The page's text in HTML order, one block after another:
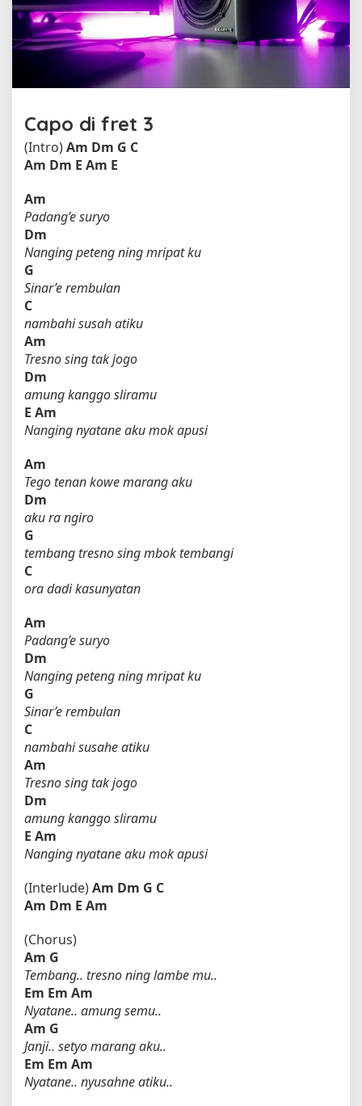
n
o
o
l
e
h
i
n
a
a
.
r
a
a
a
Capo di fret 3
(Intro)Am Dm G C
Am Dm E Am E
Am
Padang’e suryo
Dm
Nanging peteng ning mripat ku
G
Sinar’e rembulan
C
nambahi susah atiku
Am
Tresno sing tak jogo
Dm
amung kanggo sliramu
E Am
Nanging nyatane aku mok apusi
Am
Tego tenan kowe marang aku
Dm
aku ra ngiro
G
tembang tresno sing mbok tembangi
C
ora dadi kasunyatan
Am
Padang’e suryo
Dm
Nanging peteng ning mripat ku
G
Sinar’e rembulan
C
nambahi susahe atiku
Am
Tresno sing tak jogo
Dm
amung kanggo sliramu
E Am
Nanging nyatane aku mok apusi
(Interlude)Am Dm G C
Am Dm E Am
(Chorus)
Am G
Tembang.. tresno ning lambe mu..
Em Em Am
Nyatane.. amung semu..
Am G
Janji.. setyo marang aku..
Em Em Am
Nyatane.. nyusahne atiku..